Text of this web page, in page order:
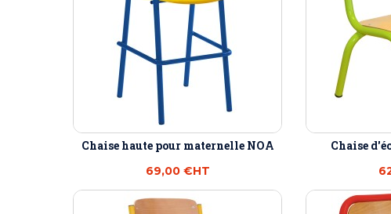
Chaise haute pour maternelle NOA
69,00 €HT
Chaise